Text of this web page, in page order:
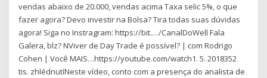
vendas abaixo de 20.000, vendas acima Taxa selic 5%, o que
fazer agora? Devo investir na Bolsa? Tira todas suas dúvidas
agora! Siga no Instragram: https://bit.…/CanalDoWell Fala
Galera, blz? NViver de Day Trade é possível? | com Rodrigo
Cohen | Você MAIS…https://youtube.com/watch1. 5. 2018352
tis. zhlédnutíNeste vídeo, conto com a presença do analista de